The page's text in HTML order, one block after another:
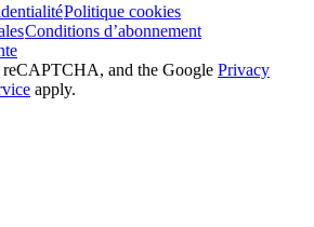
Politique cookies
Conditions d’abonnement
reCAPTCHA, and the Google Privacy
apply.